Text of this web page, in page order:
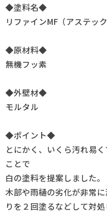
◆塗料名◆
リファインMF（アステッ
◆原材料◆
無機フッ素
◆外壁材◆
モルタル
◆ポイント◆
とにかく、いくら汚れ易
ことで
白の塗料を提案しました。
木部や雨樋の劣化が非常
りを２回塗るなどして対処